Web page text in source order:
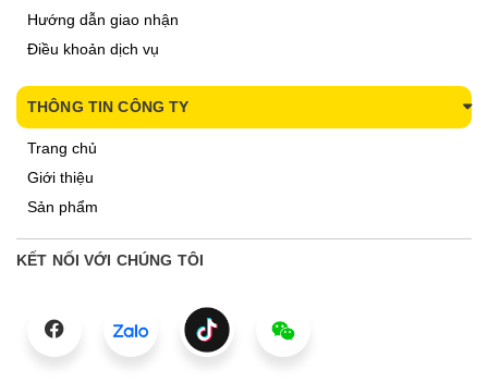
Hướng dẫn giao nhận
Điều khoản dịch vụ
THÔNG TIN CÔNG TY
Trang chủ
Giới thiệu
Sản phẩm
KẾT NỐI VỚI CHÚNG TÔI